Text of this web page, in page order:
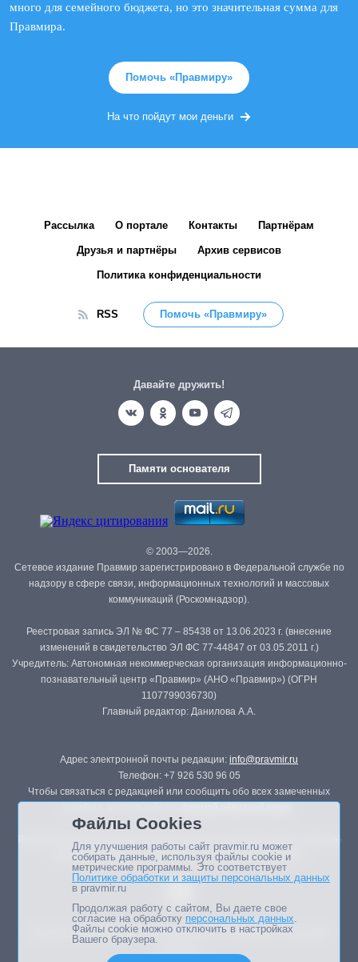
много для семейного бюджета, но это значительная сумма для
Правмира.
Помочь «Правмиру»
На что пойдут мои деньги
Рассылка О портале Контакты Партнёрам
Друзья и партнёры Архив сервисов
Политика конфиденциальности
RSS Помочь «Правмиру»
Давайте дружить!
Памяти основателя
© 2003—2026.
Сетевое издание Правмир зарегистрировано в Федеральной службе по
надзору в сфере связи, информационных технологий и массовых
коммуникаций (Роскомнадзор).
Реестровая запись ЭЛ № ФС 77 – 85438 от 13.06.2023 г. (внесение
изменений в свидетельство ЭЛ ФС 77-44847 от 03.05.2011 г.)
Учредитель: Автономная некоммерческая организация информационно-
познавательный центр «Правмир» (АНО «Правмир») (ОГРН
1107799036730)
Главный редактор: Данилова А.А.
Адрес электронной почты редакции: info@pravmir.ru
Телефон: +7 926 530 96 05
Чтобы связаться с редакцией или сообщить обо всех замеченных
Републикация материалов сайта в печатных изданиях (книгах, прессе)
возможна только с письменного разрешения редакции.
Мнение авторов статей портала может не совпадать с позицией
Файлы Cookies
Для улучшения работы сайт pravmir.ru может
собирать данные, используя файлы cookie и
метрические программы. Это соответствует
Политике обработки и защиты персональных данных
в pravmir.ru
Продолжая работу с сайтом, Вы даете свое
согласие на обработку персональных данных.
Файлы cookie можно отключить в настройках
Вашего браузера.